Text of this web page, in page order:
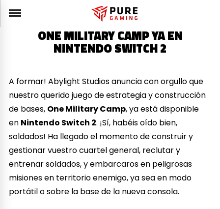
ONE MILITARY CAMP YA EN
NINTENDO SWITCH 2
A formar! Abylight Studios anuncia con orgullo que
nuestro querido juego de estrategia y construcción
de bases, One Military Camp, ya está disponible
en Nintendo Switch 2. ¡Sí, habéis oído bien,
soldados! Ha llegado el momento de construir y
gestionar vuestro cuartel general, reclutar y
entrenar soldados, y embarcaros en peligrosas
misiones en territorio enemigo, ya sea en modo
portátil o sobre la base de la nueva consola.